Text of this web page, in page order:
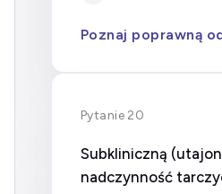
Poznaj poprawną
Pytanie 20
Subkliniczną
nadczynność